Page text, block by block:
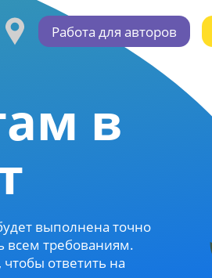
Работа для авторов
в
выполнена точно
всем требованиям.
ответить на